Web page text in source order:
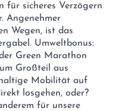
für sicheres Verzögern
Angenehmer
Wegen, ist das
Umweltbonus:
Green Marathon
Großteil aus
Mobilität auf
losgehen, oder?
für unsere